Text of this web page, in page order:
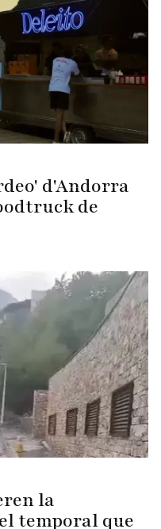
d'Andorra
de
la
temporal que